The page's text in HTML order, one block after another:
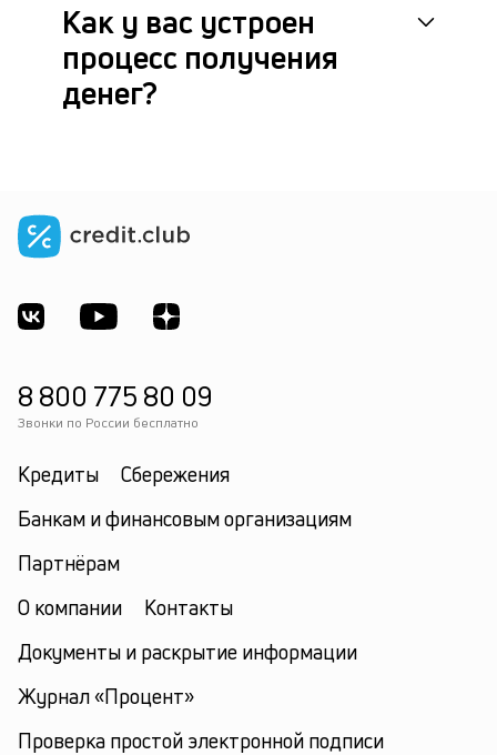
Как у вас устроен
процесс получения
денег?
8 800 775 80 09
Звонки по России бесплатно
Кредиты
Сбережения
Банкам и финансовым организациям
Партнёрам
О компании
Контакты
Документы и раскрытие информации
Журнал «Процент»
Проверка простой электронной подписи